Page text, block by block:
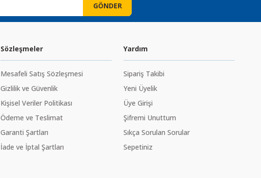
GÖNDER
Sözleşmeler
Mesafeli Satış Sözleşmesi
Gizlilik ve Güvenlik
Kişisel Veriler Politikası
Ödeme ve Teslimat
Garanti Şartları
İade ve İptal Şartları
Yardım
Sipariş Takibi
Yeni Üyelik
Üye Girişi
Şifremi Unuttum
Sıkça Sorulan Sorular
Sepetiniz